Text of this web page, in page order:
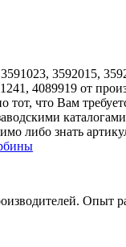
3592015,
4089919 от
что Вам
либо знать
Опыт